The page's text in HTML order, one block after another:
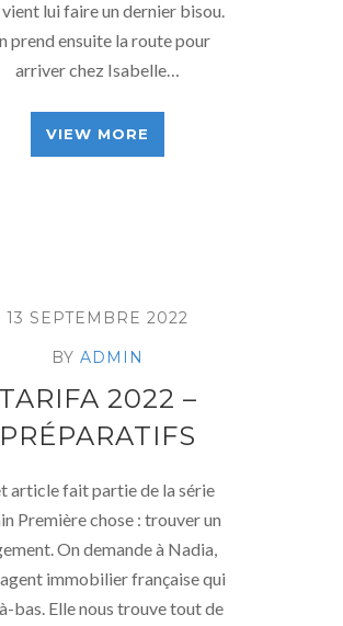
vient lui faire un dernier bisou.
prend ensuite la route pour
arriver chez Isabelle…
VIEW MORE
13 SEPTEMBRE 2022
BY ADMIN
TARIFA 2022 –
PRÉPARATIFS
article fait partie de la série
Première chose : trouver un
On demande à Nadia,
immobilier française qui
bas. Elle nous trouve tout de